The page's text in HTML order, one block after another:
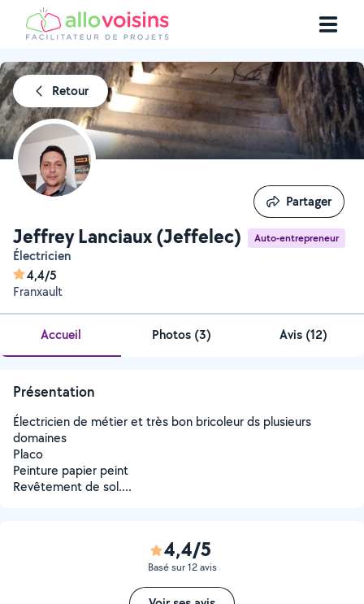
Retour
Jeffrey Lanciaux (Jeffelec) Auto-entrepreneur
électricien
4,4/5
Franxault
Partager
Partager
Accueil Photos (3) Avis (12)
Présentation
Électricien de métier et très bon bricoleur ds plusieurs
domaines
Placo
Peinture papier peint
Revêtement de sol....
4,4/5
Basé sur 12 avis